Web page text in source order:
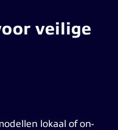
veilige
lokaal of on-